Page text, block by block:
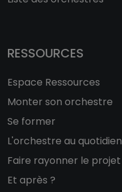
RESSOURCES
Espace Ressources
Monter son orchestre
Se former
L'orchestre au quotidien
Faire rayonner le projet
Et après ?